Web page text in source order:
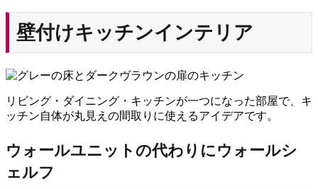
壁付けキッチンインテリア
リビング・ダイニング・キッチンが一つになった部屋で、キ
ッチン自体が丸見えの間取りに使えるアイデアです。
ウォールユニットの代わりにウォールシ
ェルフ